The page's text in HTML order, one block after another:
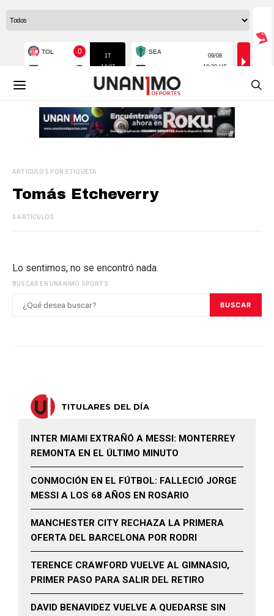
ARTÍCULOS POR ETIQUETA
Tomás Etcheverry
0 ARTÍCULOS
Lo sentimos, no se encontró nada.
BUSCAR EN UNANIMO SPORTS:
BUSCAR
TITULARES DEL DÍA
INTER MIAMI EXTRAÑÓ A MESSI: MONTERREY
REMONTA EN EL ÚLTIMO MINUTO
CONMOCIÓN EN EL FÚTBOL: FALLECIÓ JORGE
MESSI A LOS 68 AÑOS EN ROSARIO
MANCHESTER CITY RECHAZA LA PRIMERA
OFERTA DEL BARCELONA POR RODRI
TERENCE CRAWFORD VUELVE AL GIMNASIO,
PRIMER PASO PARA SALIR DEL RETIRO
DAVID BENAVIDEZ VUELVE A QUEDARSE SIN